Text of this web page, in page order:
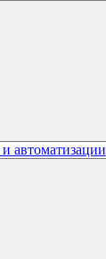
автоматизации